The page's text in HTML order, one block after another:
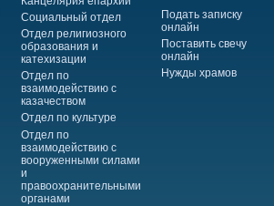
Социальный отдел
Отдел религиозного
образования и
катехизации
Отдел по
взаимодействию с
казачеством
Отдел по культуре
Отдел по
взаимодействию с
вооруженными силами
и
правоохранительными
органами
Подать записку
онлайн
Поставить свечу
онлайн
Нужды храмов